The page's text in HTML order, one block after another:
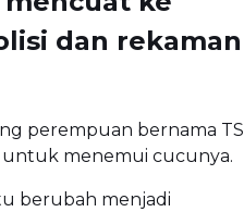
dan rekaman
perempuan bernama TS
menemui cucunya.
berubah menjadi